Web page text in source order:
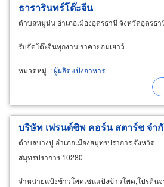
ธารารินทร์โต๊ะจีน
ตำบลหมูม่น อำเภอเมืองอุดรธานี จังหวัดอุดรธา
รับจัดโต๊ะจีนทุกงาน ราคาย่อมเยาว์
หมวดหมู่ :ผู้ผลิตแป้งอาหาร
บริษัท เฟรนด์ชิพ คอร์น สตาร์ช จำ
ตำบลบางปู อำเภอเมืองสมุทรปราการ จังหวัด
สมุทรปราการ 10280
จำหน่ายแป้งข้าวโพดเช่นแป้งข้าวโพด,โปรตีน